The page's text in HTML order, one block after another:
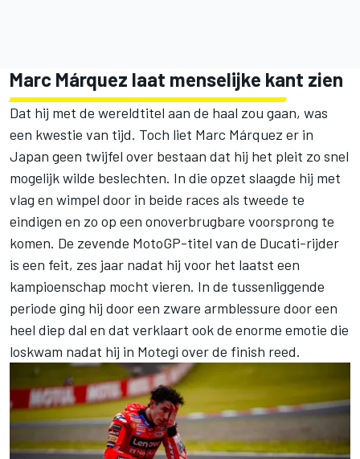
Marc Márquez laat menselijke kant zien
Dat hij met de wereldtitel aan de haal zou gaan, was
een kwestie van tijd. Toch liet Marc Márquez er in
Japan geen twijfel over bestaan dat hij het pleit zo snel
mogelijk wilde beslechten. In die opzet slaagde hij met
vlag en wimpel door in beide races als tweede te
eindigen en zo op een onoverbrugbare voorsprong te
komen. De zevende MotoGP-titel van de Ducati-rijder
is een feit, zes jaar nadat hij voor het laatst een
kampioenschap mocht vieren. In de tussenliggende
periode ging hij door een zware armblessure door een
heel diep dal en dat verklaart ook de enorme emotie die
loskwam nadat hij in Motegi over de finish reed.